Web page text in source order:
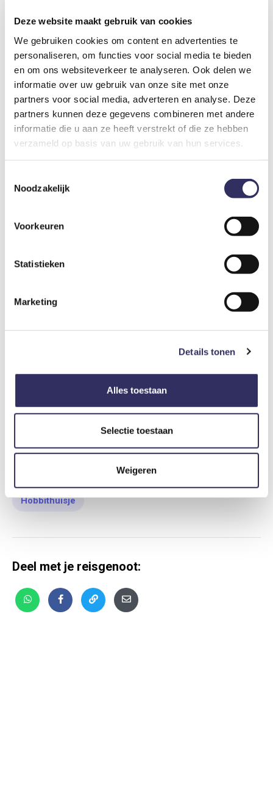
Deze website maakt gebruik van cookies
We gebruiken cookies om content en advertenties te
personaliseren, om functies voor social media te bieden
en om ons websiteverkeer te analyseren. Ook delen we
informatie over uw gebruik van onze site met onze
partners voor social media, adverteren en analyse. Deze
partners kunnen deze gegevens combineren met andere
informatie die u aan ze heeft verstrekt of die ze hebben
verzameld op basis van uw gebruik van hun services.
Noodzakelijk
Voorkeuren
Statistieken
Marketing
Details tonen
Alles toestaan
Selectie toestaan
Weigeren
Hobbit huisje
Binnen in het Hobbit huisje vind je een gezellig zit- en
eetgedeelte met houtkachel, een compacte keuken met
gasvuur, koelkast in de muur, theepot, koﬃe percolator. De
slaaphoek heeft een comfortabel twee-persoonsbed
(160*200) en de kinderkamer met 2 stapelbedden. Alle bedden
zijn opgemaakt bij aankomst. Voor de koudere nachten is zijn
er warmwaterkruiken. De badkamer heeft een wastafel,
deelte. Hout voor de houtkachel kan je vinden aan de Wood
Omgeving
Het recreatiedomein ligt in Belgisch Limburg, in het Nationaal
Park Hoge Kempen en het natuurgebied Bergerven. In
overnachten in het Forest Camp. Heb je iets te vieren, of wil je
even de pauzeknop indrukken? Elke natuurliefhebber, jong of
en wandelen. Je kan ook genieten van onze privé sauna +
Deze accommodatie vind je in de collecties:
Natuur huis Wellness huisje Tiny house
Romantisch
Hobbithuisje
Deel met je reisgenoot: